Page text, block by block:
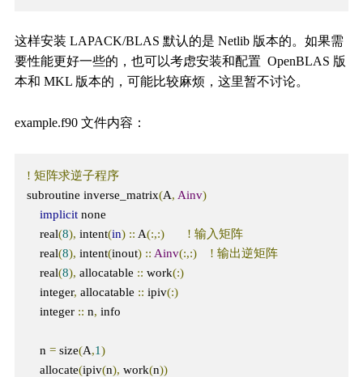
这样安装 LAPACK/BLAS 默认的是 Netlib 版本的。如果需
要性能更好一些的，也可以考虑安装和配置 ​​OpenBLAS​ 版
本和 MKL 版本的，可能比较麻烦，这里暂不讨论。
example.f90 文件内容：
! 矩阵求逆子程序
subroutine inverse_matrix(A, Ainv)
implicit none
    real
(8), intent(in) :: A(:,:) ! 输入矩阵
    real
(8), intent(inout) :: Ainv(:,:) ! 输出逆矩阵
    real
(8), allocatable :: work(:)
    integer
, allocatable :: ipiv(:)
    integer
:: n, info
    n
= size(A,1)
    allocate
(ipiv(n), work(n))